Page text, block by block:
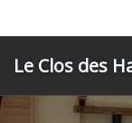
Le Clos des